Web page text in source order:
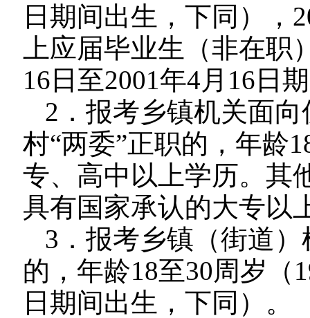
日期间出生，下同），
上应届毕业生（非在职
16日至2001年4月16日
2．报考乡镇机关面
村“两委”正职的，年龄
专、高中以上学历。其
具有国家承认的大专以
3．报考乡镇（街道
的，年龄18至30周岁（
日期间出生，下同）。